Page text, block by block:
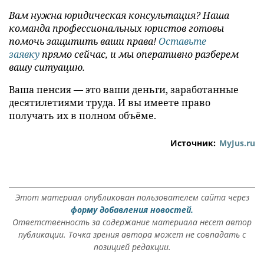
Вам нужна юридическая консультация? Наша
команда профессиональных юристов готовы
помочь защитить ваши права!Оставьте
заявкупрямо сейчас, и мы оперативно разберем
вашу ситуацию.
Ваша пенсия — это ваши деньги, заработанные
десятилетиями труда. И вы имеете право
получать их в полном объёме.
Источник: MyJus.ru
Этот материал опубликован пользователем сайта через
форму добавления новостей.
Ответственность за содержание материала несет автор
публикации. Точка зрения автора может не совпадать с
позицией редакции.